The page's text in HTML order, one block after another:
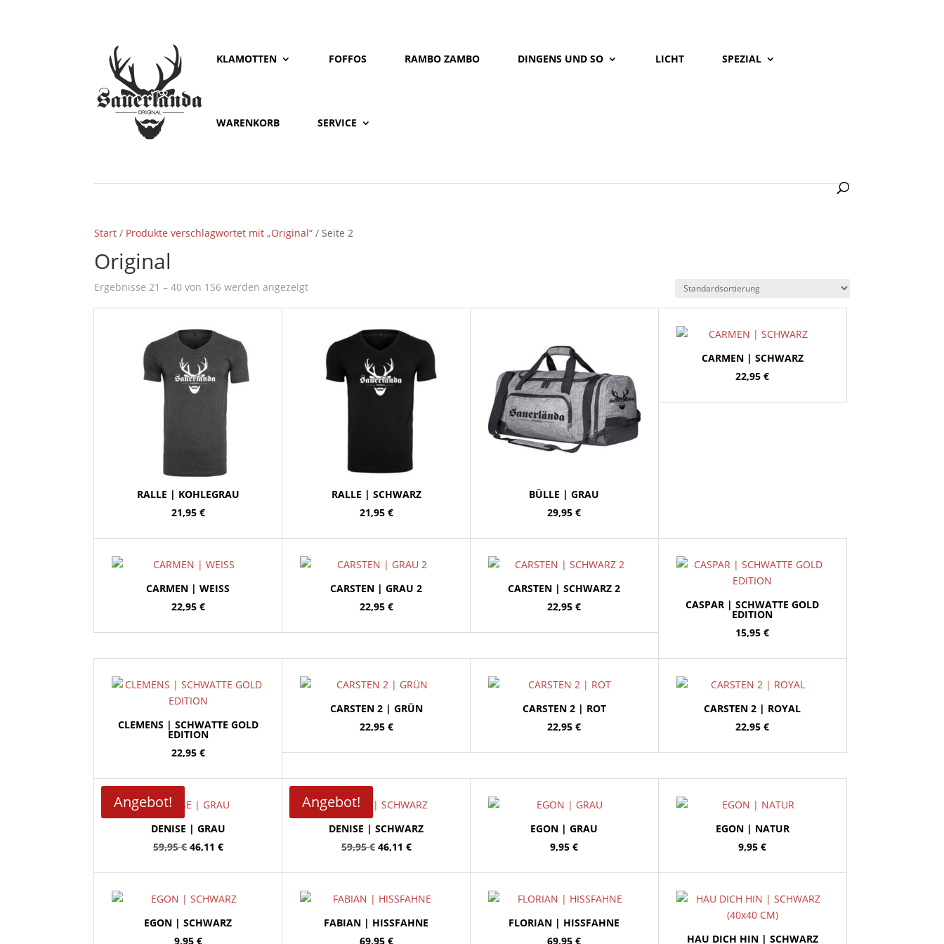
KLAMOTTEN FOFFOS RAMBO ZAMBO DINGENS UND SO LICHT SPEZIAL
WARENKORB SERVICE
Start / Produkte verschlagwortet mit „Original“ / Seite 2
Original
Ergebnisse 21 – 40 von 156 werden angezeigt
RALLE | KOHLEGRAU
21,95 €
RALLE | SCHWARZ
21,95 €
BÜLLE | GRAU
29,95€
CARMEN | SCHWARZ
22,95€
CARMEN | WEISS
22,95 €
CARSTEN | GRAU 2
22,95 €
CARSTEN | SCHWARZ 2
22,95€ CASPAR | SCHWATTE GOLD
EDITION
15,95€
CLEMENS | SCHWATTE GOLD
EDITION
22,95 €
CARSTEN 2 | GRÜN
22,95 €
CARSTEN 2 | ROT
22,95€
CARSTEN 2 | ROYAL
22,95€
Angebot!
DENISE | GRAU
59,95€ Ursprünglicher
59,95 €
46,11 €Aktueller
46,11 €.
Angebot!
DENISE | SCHWARZ
59,95€ Ursprünglicher
59,95 €
46,11 €Aktueller
46,11 €.
EGON | GRAU
9,95€
EGON | NATUR
9,95€
EGON | SCHWARZ
9,95 €
FABIAN | HISSFAHNE
69,95 €
FLORIAN | HISSFAHNE
69,95€ HAU DICH HIN | SCHWARZ